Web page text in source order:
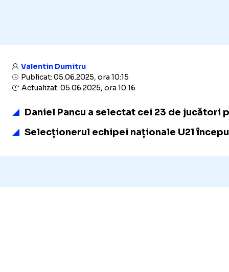
Valentin Dumitru
Publicat: 05.06.2025, ora 10:15
Actualizat: 05.06.2025, ora 10:16
Daniel Pancu a selectat cei 23 de jucători
Selecționerul echipei naționale U21